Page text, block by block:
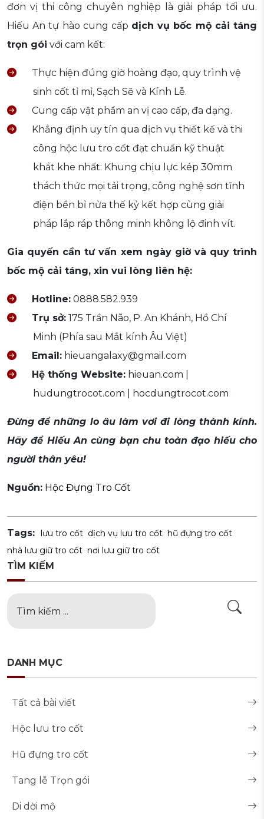
đơn vị thi công chuyên nghiệp là giải pháp tối ưu.
Hiếu An tự hào cung cấp dịch vụ bốc mộ cải táng
trọn gói với cam kết:
Thực hiện đúng giờ hoàng đạo, quy trình vệ
sinh cốt tỉ mỉ, Sạch Sẽ và Kính Lễ.
Cung cấp vật phẩm an vị cao cấp, đa dạng.
Khẳng định uy tín qua dịch vụ thiết kế và thi
công hộc lưu tro cốt đạt chuẩn kỹ thuật
khắt khe nhất: Khung chịu lực kép 30mm
thách thức mọi tải trọng, công nghệ sơn tĩnh
điện bền bỉ nửa thế kỷ kết hợp cùng giải
pháp lắp ráp thông minh không lộ đinh vít.
Gia quyến cần tư vấn xem ngày giờ và quy trình
bốc mộ cải táng, xin vui lòng liên hệ:
Hotline: 0888.582.939
Trụ sở: 175 Trần Não, P. An Khánh, Hồ Chí
Minh (Phía sau Mắt kính Âu Việt)
Email: hieuangalaxy@gmail.com
Hệ thống Website: hieuan.com |
hudungtrocot.com | hocdungtrocot.com
Đừng để những lo âu làm vơi đi lòng thành kính.
Hãy để Hiếu An cùng bạn chu toàn đạo hiếu cho
người thân yêu!
Nguồn: Hộc Đựng Tro Cốt
Tags: lưu tro cốt dịch vụ lưu tro cốt hũ đựng tro cốt
nhà lưu giữ tro cốt nơi lưu giữ tro cốt
TÌM KIẾM
DANH MỤC
Tất cả bài viết
Hộc lưu tro cốt
Hũ đựng tro cốt
Tang lễ Trọn gói
Di dời mộ